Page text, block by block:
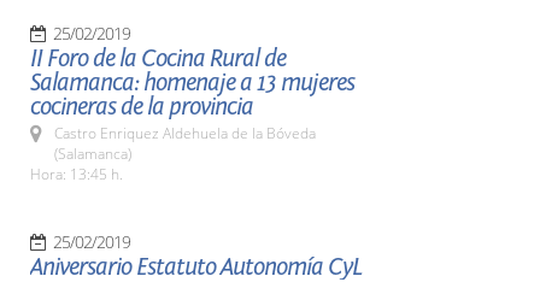
25/02/2019
II Foro de la Cocina Rural de
Salamanca: homenaje a 13 mujeres
cocineras de la provincia
Castro Enriquez Aldehuela de la Bóveda
(Salamanca)
Hora: 13:45 h.
25/02/2019
Aniversario Estatuto Autonomía CyL